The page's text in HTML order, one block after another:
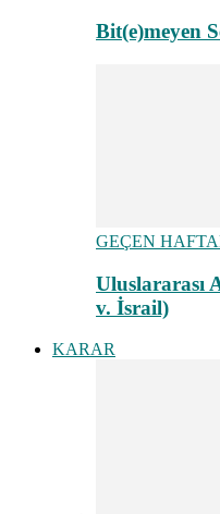
Bit(e)meyen
GEÇEN
Uluslararası
v. İsrail)
KARAR